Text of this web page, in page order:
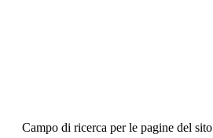
Campo di ricerca per le pagine del sito